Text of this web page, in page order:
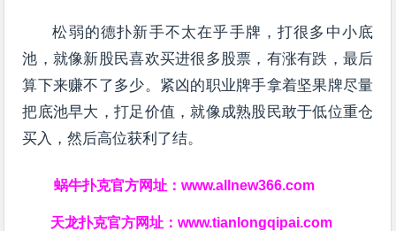
松弱的德扑新手不太在乎手牌，打很多中小底
池，就像新股民喜欢买进很多股票，有涨有跌，最后
算下来赚不了多少。紧凶的职业牌手拿着坚果牌尽量
把底池早大，打足价值，就像成熟股民敢于低位重仓
买入，然后高位获利了结。
蜗牛扑克官方网址：www.allnew366.com
天龙扑克官方网址：www.tianlongqipai.com